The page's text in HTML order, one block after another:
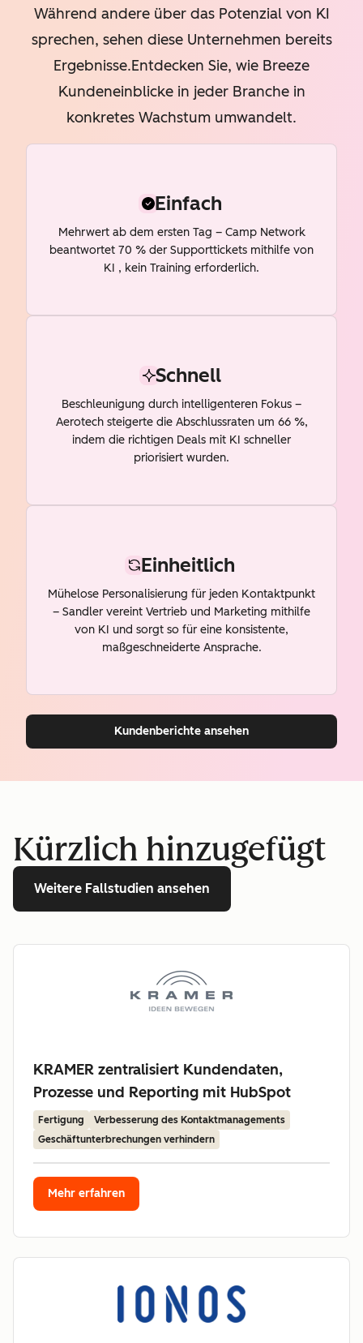
Während andere über das Potenzial von KI
sprechen, sehen diese Unternehmen bereits
Ergebnisse.Entdecken Sie, wie Breeze
Kundeneinblicke in jeder Branche in
konkretes Wachstum umwandelt.
Einfach
Mehrwert ab dem ersten Tag – Camp Network
beantwortet 70 % der Supporttickets mithilfe von
KI , kein Training erforderlich.
Schnell
Beschleunigung durch intelligenteren Fokus –
Aerotech steigerte die Abschlussraten um 66 %,
indem die richtigen Deals mit KI schneller
priorisiert wurden.
Einheitlich
Mühelose Personalisierung für jeden Kontaktpunkt
– Sandler vereint Vertrieb und Marketing mithilfe
von KI und sorgt so für eine konsistente,
maßgeschneiderte Ansprache.
Kundenberichte ansehen
Kürzlich hinzugefügt
Weitere Fallstudien ansehen
KRAMER zentralisiert Kundendaten,
Prozesse und Reporting mit HubSpot
Fertigung
Verbesserung des Kontaktmanagements
Geschäftunterbrechungen verhindern
Mehr erfahren